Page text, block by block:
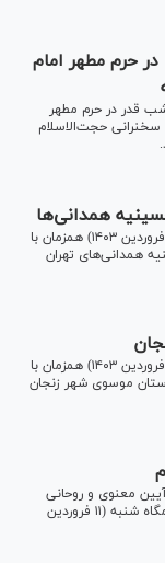
حرم مطهر امام
قدر در حرم مطهر
حجت‌الاسلام
همدانی‌ها
مراسم دعا و احیای نوزدهم ماه رمضان، بامداد شنبه (۱۱ فروردین ۱۴۰۳) همزمان با
همدانی‌های تهران
مراسم دعا و احیای نوزدهم ماه رمضان، بامداد شنبه (۱۱ فروردین ۱۴۰۳) همزمان با
موسوی شهر زنجان
معنوی و روحانی
دعای جوشن کبیر، ذکر استغفار و قرآن به سرگرفتن شامگاه شنبه (۱۱ فروردین